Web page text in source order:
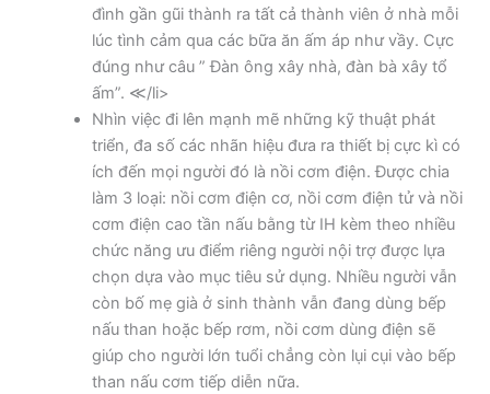
đình gần gũi thành ra tất cả thành viên ở nhà mỗi
lúc tình cảm qua các bữa ăn ấm áp như vầy. Cực
đúng như câu ” Đàn ông xây nhà, đàn bà xây tổ
ấm”. ≪/li>
Nhìn việc đi lên mạnh mẽ những kỹ thuật phát
triển, đa số các nhãn hiệu đưa ra thiết bị cực kì có
ích đến mọi người đó là nồi cơm điện. Được chia
làm 3 loại: nồi cơm điện cơ, nồi cơm điện tử và nồi
cơm điện cao tần nấu bằng từ IH kèm theo nhiều
chức năng ưu điểm riêng người nội trợ được lựa
chọn dựa vào mục tiêu sử dụng. Nhiều người vẫn
còn bố mẹ già ở sinh thành vẫn đang dùng bếp
nấu than hoặc bếp rơm, nồi cơm dùng điện sẽ
giúp cho người lớn tuổi chẳng còn lụi cụi vào bếp
than nấu cơm tiếp diễn nữa.